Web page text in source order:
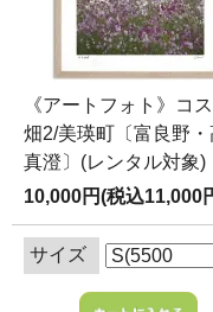
《アートフォト》コ
畑2/美瑛町〔富良野・
真澄〕(レンタル対象)
10,000円(税込11,000
サイズ